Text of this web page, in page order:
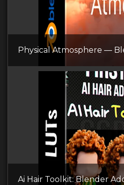
Physical Atmosphere —
Ai Hair Toolkit: Blender